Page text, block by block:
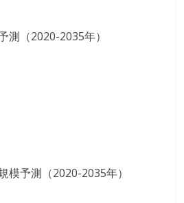
測（2020-2035年）
模予測（2020-2035年）